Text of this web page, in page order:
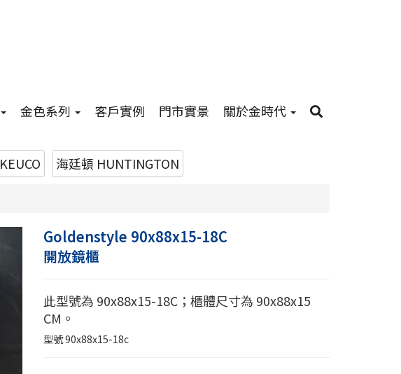
金色系列 客戶實例 門市實景 關於金時代
KEUCO 海廷頓 HUNTINGTON
Goldenstyle 90x88x15-18C
開放鏡櫃
此型號為 90x88x15-18C；櫃體尺寸為 90x88x15
CM。
型號90x88x15-18c